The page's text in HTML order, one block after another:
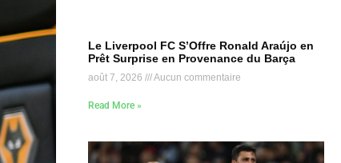
Le Liverpool FC S’Offre Ronald Araújo en
Prêt Surprise en Provenance du Barça
août 7, 2026 Aucun commentaire
Read More »